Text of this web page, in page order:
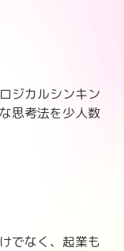
ジカルシンキン
思考法を少人数
でなく、起業も